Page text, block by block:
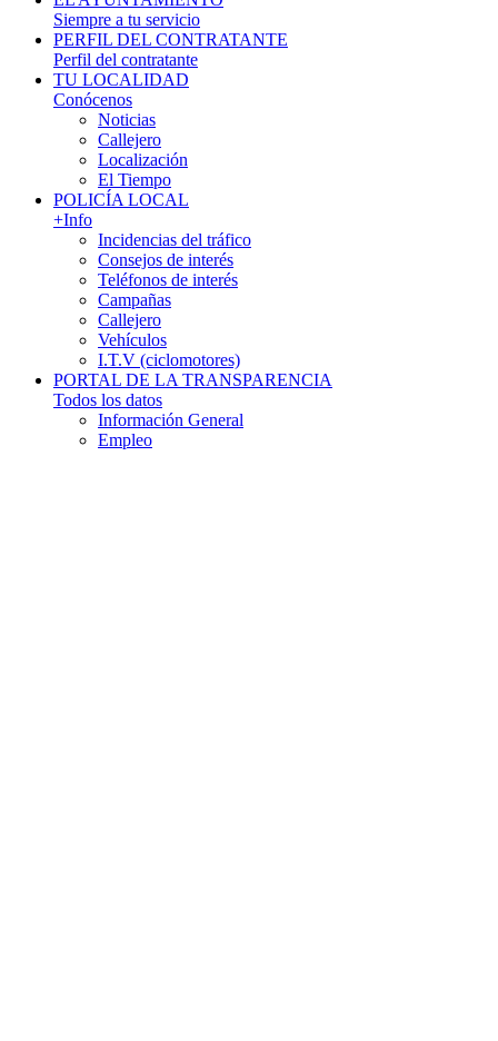
Siempre a tu servicio
PERFIL DEL CONTRATANTE
Perfil del contratante
TU LOCALIDAD
Conócenos
Noticias
Callejero
Localización
El Tiempo
POLICÍA LOCAL
+Info
Incidencias del tráfico
Consejos de interés
Teléfonos de interés
Campañas
Callejero
Vehículos
I.T.V (ciclomotores)
PORTAL DE LA TRANSPARENCIA
Todos los datos
Información General
Empleo